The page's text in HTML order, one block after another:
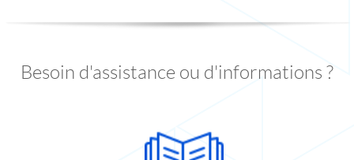
Besoin d'assistance ou d'informations ?